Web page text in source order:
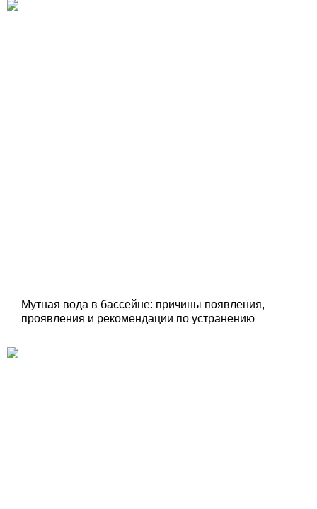
Мутная вода в бассейне: причины появления,
проявления и рекомендации по устранению